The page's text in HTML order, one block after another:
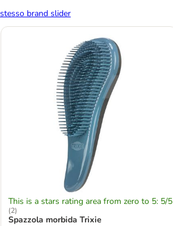
stesso brand slider
This is a stars rating area from zero to 5: 5/5
(2)
Spazzola morbida Trixie